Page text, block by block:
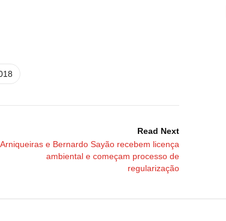
Read Next
Arniqueiras e Bernardo Sayão recebem licença
ambiental e começam processo de
regularização